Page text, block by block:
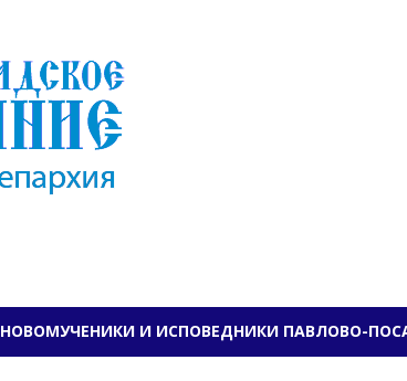
ПАВЛОВО-
НОВОМУЧЕНИКИ И ИСПОВЕДНИКИ ПАВЛОВО-